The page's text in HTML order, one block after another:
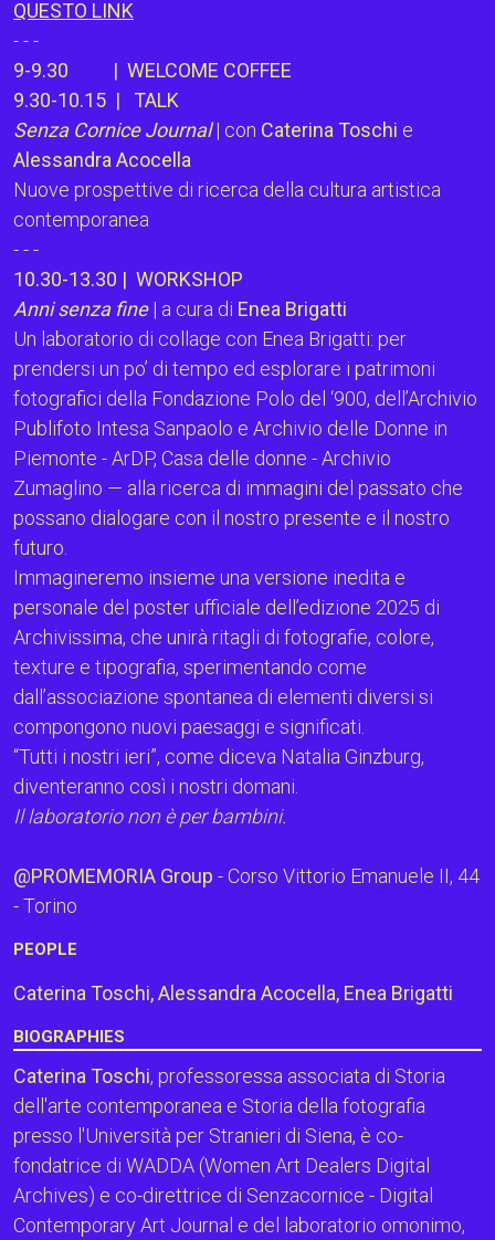
QUESTO LINK
- - -
9-9.30 | WELCOME COFFEE
9.30-10.15 | TALK
Senza Cornice Journal| con Caterina Toschi e
Alessandra Acocella
Nuove prospettive di ricerca della cultura artistica
contemporanea
- - -
10.30-13.30 | WORKSHOP
Anni senza fine| a cura di Enea Brigatti
Un laboratorio di collage con Enea Brigatti: per
prendersi un po’ di tempo ed esplorare i patrimoni
fotografici della Fondazione Polo del ‘900, dell’Archivio
Publifoto Intesa Sanpaolo e Archivio delle Donne in
Piemonte - ArDP, Casa delle donne - Archivio
Zumaglino — alla ricerca di immagini del passato che
possano dialogare con il nostro presente e il nostro
futuro.
Immagineremo insieme una versione inedita e
personale del poster ufficiale dell’edizione 2025 di
Archivissima, che unirà ritagli di fotografie, colore,
texture e tipografia, sperimentando come
dall’associazione spontanea di elementi diversi si
compongono nuovi paesaggi e significati.
“Tutti i nostri ieri”, come diceva Natalia Ginzburg,
diventeranno così i nostri domani.
Il laboratorio non è per bambini.
@PROMEMORIA Group - Corso Vittorio Emanuele II, 44
- Torino
PEOPLE
Caterina Toschi, Alessandra Acocella, Enea Brigatti
BIOGRAPHIES
Caterina Toschi, professoressa associata di Storia
dell'arte contemporanea e Storia della fotografia
presso l'Università per Stranieri di Siena, è co-
fondatrice di WADDA (Women Art Dealers Digital
Archives) e co-direttrice di Senzacornice - Digital
Contemporary Art Journal e del laboratorio omonimo,